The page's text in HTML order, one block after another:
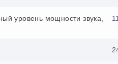
уровень мощности звука,